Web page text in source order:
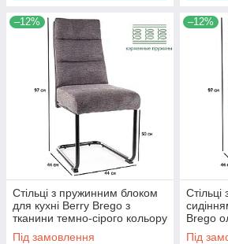
–12%
Стільці з пружинним блоком
для кухні Berry Brego з
тканини темно-сірого кольору
на чорних матових полозах
Під замовлення
–12%
Brego
Під